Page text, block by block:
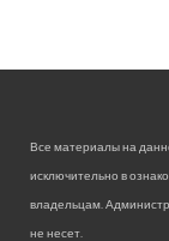
Все материалы на
исключительно в
владельцам.
не несет.